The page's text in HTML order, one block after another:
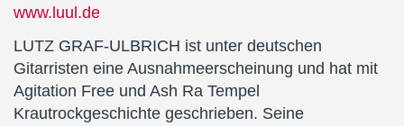
www.luul.de
LUTZ GRAF-ULBRICH ist unter deutschen
Gitarristen eine Ausnahmeerscheinung und hat mit
Agitation Free und Ash Ra Tempel
Krautrockgeschichte geschrieben. Seine